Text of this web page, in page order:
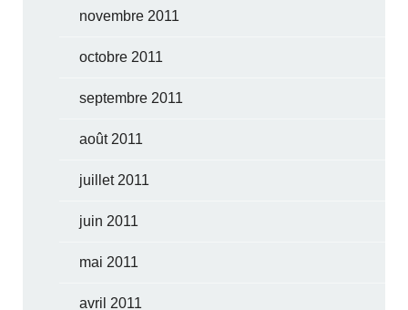
novembre 2011
octobre 2011
septembre 2011
août 2011
juillet 2011
juin 2011
mai 2011
avril 2011